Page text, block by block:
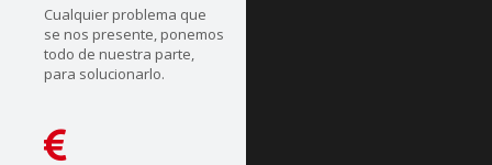
Cualquier problema que
se nos presente, ponemos
todo de nuestra parte,
para solucionarlo.